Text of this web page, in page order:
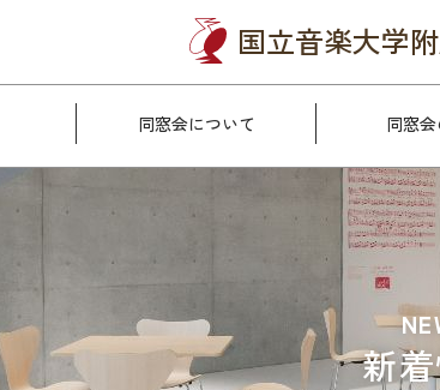
国立音楽大学
同窓会について 同窓
新